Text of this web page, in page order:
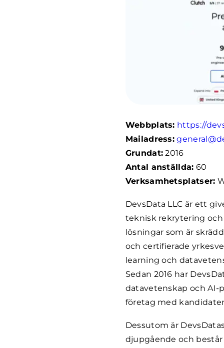
Webbplats: https://
Mailadress:
Grundat: 2016
Antal anställda: 60
Verksamhetsplatser:
DevsData LLC är ett
teknisk rekrytering
lösningar som är
och certifierade
learning och
Sedan 2016 har
datavetenskap och AI-
företag med
Dessutom är
djupgående och